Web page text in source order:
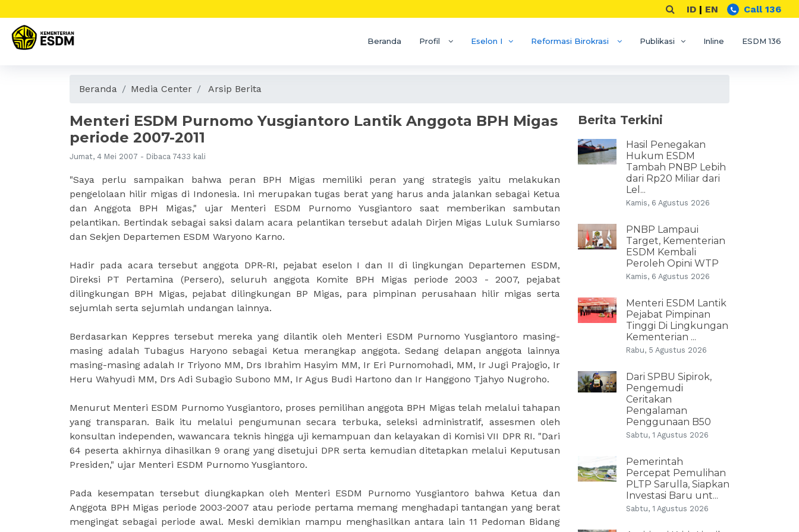
ID | EN Call 136
Beranda Profil Eselon I Reformasi Birokrasi Publikasi Inline ESDM 136
Beranda Media Center Arsip Berita
Menteri ESDM Purnomo Yusgiantoro Lantik Anggota BPH Migas
periode 2007-2011
Jumat, 4 Mei 2007 - Dibaca 7433 kali
"Saya perlu sampaikan bahwa peran BPH Migas memiliki peran yang strategis yaitu melakukan
pengelolaan hilir migas di Indonesia. Ini merupakan tugas berat yang harus anda jalankan sebagai Ketua
dan Anggota BPH Migas," ujar Menteri ESDM Purnomo Yusgiantoro saat memberikan sambutan
pelantikan. Bertindak sebagai saksi dalam acara pelantikan tersebut adalah Dirjen Migas Luluk Sumiarso
dan Sekjen Departemen ESDM Waryono Karno.
Hadir pada acara tersebut anggota DPR-RI, pejabat eselon I dan II di lingkungan Departemen ESDM,
Direksi PT Pertamina (Persero), seluruh anggota Komite BPH Migas periode 2003 - 2007, pejabat
dilingkungan BPH Migas, pejabat dilingkungan BP Migas, para pimpinan perusahaan hilir migas serta
sejumlah serta sejumlah undangan lainnya.
Berdasarkan Keppres tersebut mereka yang dilantik oleh Menteri ESDM Purnomo Yusgiantoro masing-
masing adalah Tubagus Haryono sebagai Ketua merangkap anggota. Sedang delapan anggota lainnya
masing-masing adalah Ir Triyono MM, Drs Ibrahim Hasyim MM, Ir Eri Purnomohadi, MM, Ir Jugi Prajogio, Ir
Heru Wahyudi MM, Drs Adi Subagio Subono MM, Ir Agus Budi Hartono dan Ir Hanggono Tjahyo Nugroho.
Menurut Menteri ESDM Purnomo Yusgiantoro, proses pemilihan anggota BPH Migas telah melalui tahapan
yang transparan. Baik itu melalui pengumunan secara terbuka, seleksi administratif, assesmen oleh
konsultan independen, wawancara teknis hingga uji kemampuan dan kelayakan di Komisi VII DPR RI. "Dari
64 peserta akhirnya dihasilkan 9 orang yang disetujui DPR serta kemudian ditetapkan melalui Keputusan
Presiden," ujar Menteri ESDM Purnomo Yusgiantoro.
Pada kesempatan tersebut diungkapkan oleh Menteri ESDM Purnomo Yusgiantoro bahwa Ketua dan
Anggota BPH Migas periode 2003-2007 atau periode pertama memang menghadapi tantangan yang berat
mengingat sebagai periode awal. Meski demikian mampu menghasilkan antara lain 11 Pedoman Bidang
Berita Terkini
Hasil Penegakan
Hukum ESDM
Tambah PNBP Lebih
dari Rp20 Miliar dari
Lel...
Kamis, 6 Agustus 2026
PNBP Lampaui
Target, Kementerian
ESDM Kembali
Peroleh Opini WTP
Kamis, 6 Agustus 2026
Menteri ESDM Lantik
Pejabat Pimpinan
Tinggi Di Lingkungan
Kementerian ...
Rabu, 5 Agustus 2026
Dari SPBU Sipirok,
Pengemudi
Ceritakan
Pengalaman
Penggunaan B50
Sabtu, 1 Agustus 2026
Pemerintah
Percepat Pemulihan
PLTP Sarulla, Siapkan
Investasi Baru unt...
Sabtu, 1 Agustus 2026